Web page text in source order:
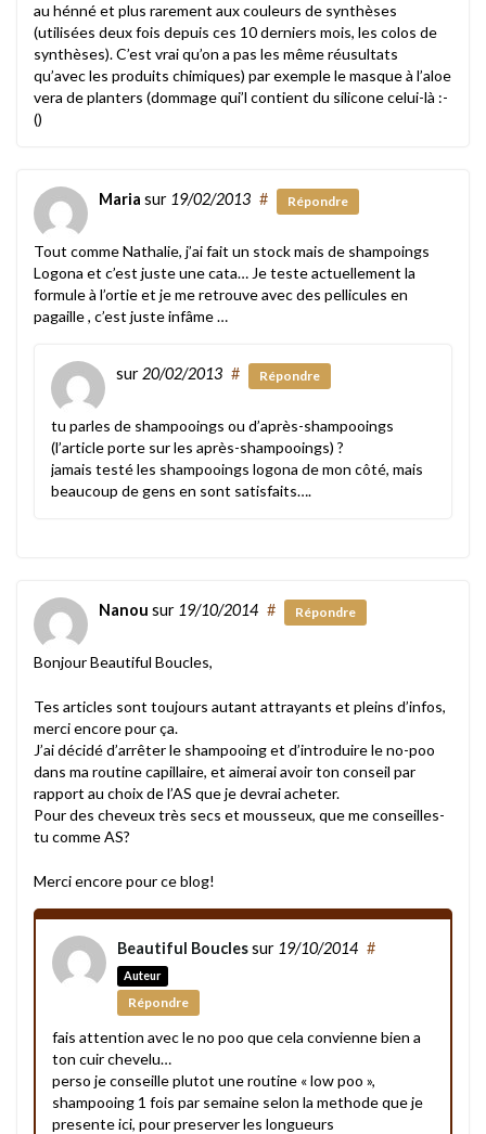
au hénné et plus rarement aux couleurs de synthèses
(utilisées deux fois depuis ces 10 derniers mois, les colos de
synthèses). C’est vrai qu’on a pas les même réusultats
qu’avec les produits chimiques) par exemple le masque à l’aloe
vera de planters (dommage qui’l contient du silicone celui-là :-
()
Maria sur 19/02/2013 # Répondre
Tout comme Nathalie, j’ai fait un stock mais de shampoings
Logona et c’est juste une cata… Je teste actuellement la
formule à l’ortie et je me retrouve avec des pellicules en
pagaille , c’est juste infâme …
sur 20/02/2013 # Répondre
tu parles de shampooings ou d’après-shampooings
(l’article porte sur les après-shampooings) ?
jamais testé les shampooings logona de mon côté, mais
beaucoup de gens en sont satisfaits….
Nanou sur 19/10/2014 # Répondre
Bonjour Beautiful Boucles,
Tes articles sont toujours autant attrayants et pleins d’infos,
merci encore pour ça.
J’ai décidé d’arrêter le shampooing et d’introduire le no-poo
dans ma routine capillaire, et aimerai avoir ton conseil par
rapport au choix de l’AS que je devrai acheter.
Pour des cheveux très secs et mousseux, que me conseilles-
tu comme AS?
Merci encore pour ce blog!
Beautiful Bouclessur 19/10/2014
Auteur
#
Répondre
fais attention avec le no poo que cela convienne bien a
ton cuir chevelu…
perso je conseille plutot une routine « low poo »,
shampooing 1 fois par semaine selon la methode que je
presente ici, pour preserver les longueurs